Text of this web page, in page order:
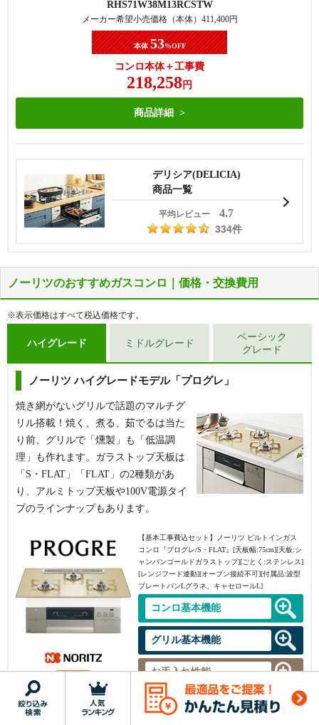
RHS71W38M13RCSTW
メーカー希望小売価格（本体） 411,400円
本体 53%OFF
コンロ本体＋工事費
218,258 円
商品詳細
平均レビュー 4.7
334件
デリシア(DELICIA)
商品一覧
落ち着きのある上品な4色の天板展開が男
力やスモークオフ、オートグリルといった
便利な機能が標準搭載されており、さら
ートが付属しているので、お手入れ性能が
高いのも魅力。
幅60cm
【基本工事費込セット】 リンナイ ビルトインガスコン
ロ『リッセ』[天板幅:60cm][天板:サテンシルバー・ガ
ラストップ][ごとく:ホーロー][レンジフード連動][オー
ブン接続可][付属品:ココットプレート]
コンロ基本機能
お手入れ性能
操作性能その他
※押していただくと機能詳細一覧がご覧いただけま
RHS31W42J4RSTW
メーカー希望小売価格（本体）270,600
本体 56 %OFF
コンロ本体＋工事費
143,964 円
リンナイのベーシックモデルは天板カラー
シンプルな機能が人気の「メタルトッ
プ」、水無し両面焼きが搭載された「セン
幅60cm
【基本工事費込セット】リンナイ ビルトインガスコン
ュ・パールクリスタル][ごとく:ホーロー][レンジフード
連動なし][オーブン接続可][付属品:ココットプレート]
コンロ基本機能
グリル基本機能
操作性能その他
※押していただくと機能詳細一覧がご覧いただけま
す。
RS31W35P43DGAVW
メーカー希望小売価格（本体）192,500
本体 61%OFF
コンロ本体＋工事費
99,975円
商品詳細
ノーリツのおすすめガスコンロ｜価格・交換費用
※表示価格はすべて税込価格です。
ハイグレード
ノーリツ ハイグレードモデル「プログレ」
焼き網がないグリルで話題のマルチグ
リル搭載！焼く、煮る、茹でるは当た
り前、グリルで「燻製」も「低温調
理」も作れます。ガラストップ天板は
「S・FLAT」「FLAT」の2種類があ
り、アルミトップ天板や100V電源タイ
プのラインナップもあります。
【基本工事費込セット】
ノーリツ ビルトインガス
コンロ『プログレ/S・FLAT』[天板幅:75cm][天板:シ
ャンパンゴールドガラストップ][ごとく:ステンレス]
[レンジフード連動][オーブン接続不可][付属品:波型
プレートパンLグラネ、キャセロールL]
コンロ基本機能
グリル基本機能
お手入れ性能
操作性能その他
ミドルグレード
ベーシック
グレード